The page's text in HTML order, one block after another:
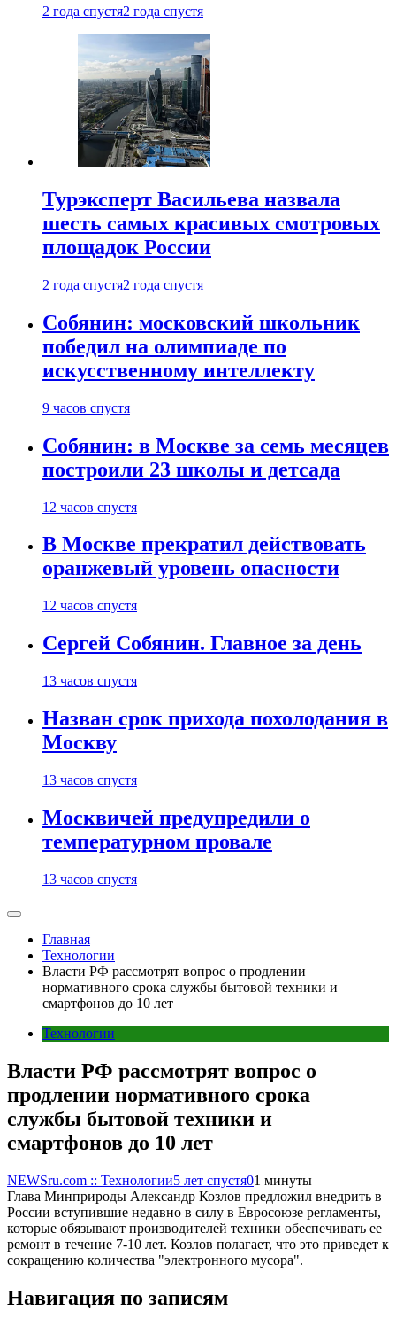
2 года спустя2 года спустя
Турэксперт Васильева назвала
шесть самых красивых смотровых
площадок России
2 года спустя2 года спустя
Собянин: московский школьник
победил на олимпиаде по
искусственному интеллекту
9 часов спустя
Собянин: в Москве за семь месяцев
построили 23 школы и детсада
12 часов спустя
В Москве прекратил действовать
оранжевый уровень опасности
12 часов спустя
Сергей Собянин. Главное за день
13 часов спустя
Назван срок прихода похолодания в
Москву
13 часов спустя
Москвичей предупредили о
температурном провале
13 часов спустя
Главная
Технологии
Власти РФ рассмотрят вопрос о продлении
нормативного срока службы бытовой техники и
смартфонов до 10 лет
Технологии
Власти РФ рассмотрят вопрос о
продлении нормативного срока
службы бытовой техники и
смартфонов до 10 лет
NEWSru.com :: Технологии5 лет спустя01 минуты
Глава Минприроды Александр Козлов предложил внедрить в
России вступившие недавно в силу в Евросоюзе регламенты,
которые обязывают производителей техники обеспечивать ее
ремонт в течение 7-10 лет. Козлов полагает, что это приведет к
сокращению количества "электронного мусора".
Навигация по записям